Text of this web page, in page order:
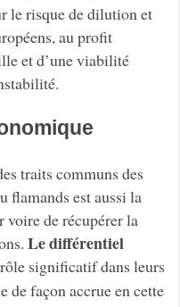
le risque de dilution et
au profit
et d’une viabilité
traits communs des
flamands est aussi la
voire de récupérer la
Le différentiel
significatif dans leurs
de façon accrue en cette